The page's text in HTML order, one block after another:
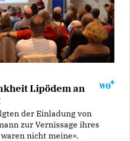
Lipödem an
der Einladung von
zur Vernissage ihres
nicht meine».